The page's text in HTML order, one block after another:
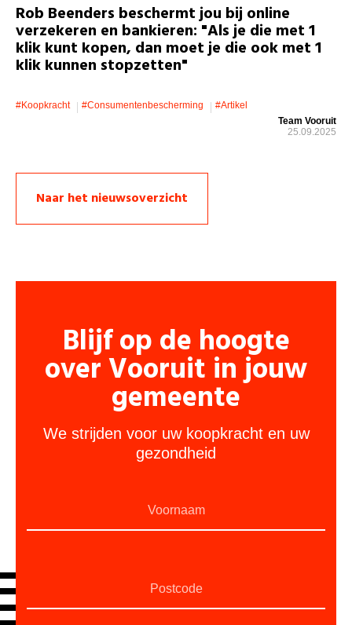
Rob Beenders beschermt jou bij online
verzekeren en bankieren: "Als je die met 1
klik kunt kopen, dan moet je die ook met 1
klik kunnen stopzetten"
#koopkracht #consumentenbescherming
#artikel
Team Vooruit
25.09.2025
Naar het nieuwsoverzicht
Blijf op de hoogte
over Vooruit in jouw
gemeente
We strijden voor uw koopkracht en uw
gezondheid